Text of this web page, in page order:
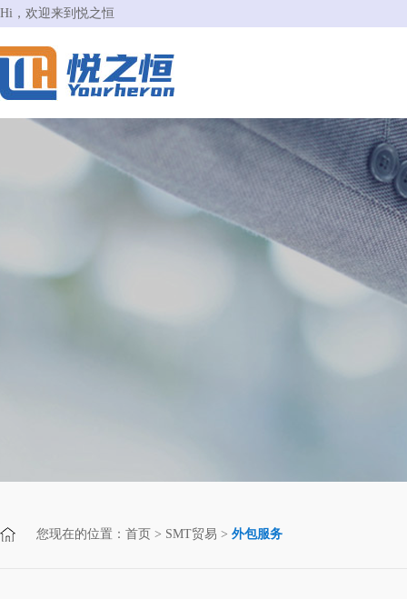
Hi，欢迎来到悦之恒
您现在的位置： 首页 > SMT贸易 > 外包服务